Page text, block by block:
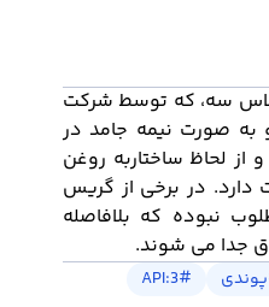
پلاس سه، که توسط شرکت
صورت نیمه جامد در
از لحاظ ساختاربه روغن
در برخی از گریس
نبوده که بلافاصله
جدا می شوند.
#
API:3